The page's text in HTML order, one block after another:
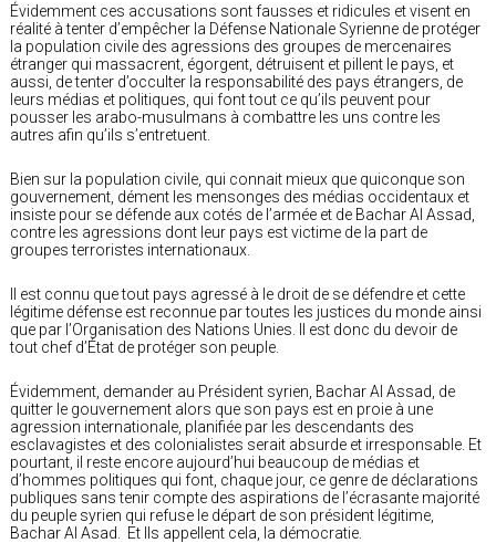
Évidemment ces accusations sont fausses et ridicules et visent en
réalité à tenter d’empêcher la Défense Nationale Syrienne de protéger
la population civile des agressions des groupes de mercenaires
étranger qui massacrent, égorgent, détruisent et pillent le pays, et
aussi, de tenter d’occulter la responsabilité des pays étrangers, de
leurs médias et politiques, qui font tout ce qu’ils peuvent pour
pousser les arabo-musulmans à combattre les uns contre les
autres afin qu’ils s’entretuent.
Bien sur la population civile, qui connait mieux que quiconque son
gouvernement, dément les mensonges des médias occidentaux et
insiste pour se défende aux cotés de l’armée et de Bachar Al Assad,
contre les agressions dont leur pays est victime de la part de
groupes terroristes internationaux.
Il est connu que tout pays agressé à le droit de se défendre et cette
légitime défense est reconnue par toutes les justices du monde ainsi
que par l’Organisation des Nations Unies. Il est donc du devoir de
tout chef d’État de protéger son peuple.
Évidemment, demander au Président syrien, Bachar Al Assad, de
quitter le gouvernement alors que son pays est en proie à une
agression internationale, planifiée par les descendants des
esclavagistes et des colonialistes serait absurde et irresponsable. Et
pourtant, il reste encore aujourd’hui beaucoup de médias et
d’hommes politiques qui font, chaque jour, ce genre de déclarations
publiques sans tenir compte des aspirations de l’écrasante majorité
du peuple syrien qui refuse le départ de son président légitime,
Bachar Al Asad. Et Ils appellent cela, la démocratie.